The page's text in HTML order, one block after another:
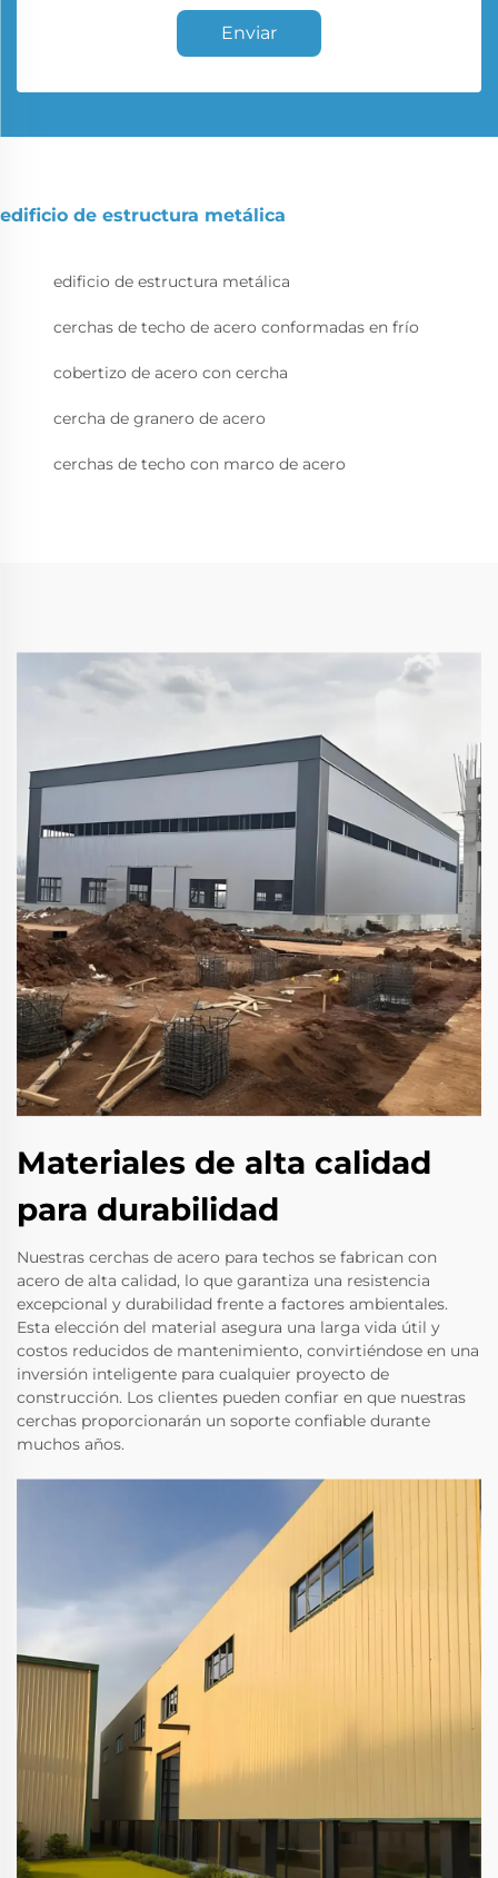
Enviar
edificio de estructura metálica
edificio de estructura metálica
cerchas de techo de acero conformadas en frío
cobertizo de acero con cercha
cercha de granero de acero
cerchas de techo con marco de acero
Materiales de alta calidad
para durabilidad
Nuestras cerchas de acero para techos se fabrican con
acero de alta calidad, lo que garantiza una resistencia
excepcional y durabilidad frente a factores ambientales.
Esta elección del material asegura una larga vida útil y
costos reducidos de mantenimiento, convirtiéndose en una
inversión inteligente para cualquier proyecto de
construcción. Los clientes pueden confiar en que nuestras
cerchas proporcionarán un soporte confiable durante
muchos años.